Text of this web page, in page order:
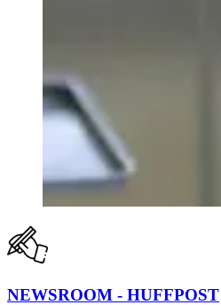
NEWSROOM - HUFFPOST